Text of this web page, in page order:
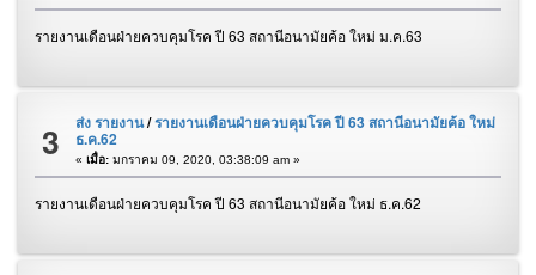
รายงานเดือนฝ่ายควบคุมโรค ปี 63 สถานีอนามัยค้อ ใหม่ ม.ค.63
3 ส่ง รายงาน/รายงานเดือนฝ่ายควบคุมโรค ปี 63 สถานีอนามัยค้อ ใหม่
ธ.ค.62
« เมื่อ:มกราคม 09, 2020, 03:38:09 am »
รายงานเดือนฝ่ายควบคุมโรค ปี 63 สถานีอนามัยค้อ ใหม่ ธ.ค.62